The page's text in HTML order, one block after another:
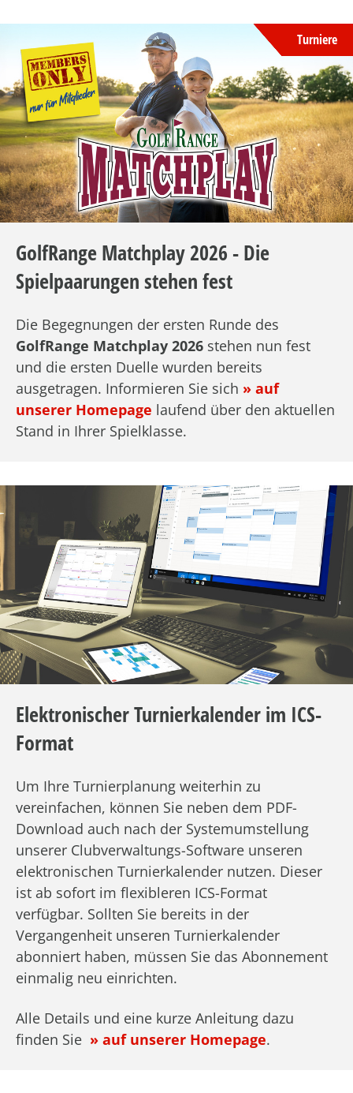
Turniere
GolfRange Matchplay 2026 - Die
Spielpaarungen stehen fest
Die Begegnungen der ersten Runde des
GolfRange Matchplay 2026 stehen nun fest
und die ersten Duelle wurden bereits
ausgetragen. Informieren Sie sich » auf
unserer Homepage laufend über den aktuellen
Stand in Ihrer Spielklasse.
Elektronischer Turnierkalender im ICS-
Format
Um Ihre Turnierplanung weiterhin zu
vereinfachen, können Sie neben dem PDF-
Download auch nach der Systemumstellung
unserer Clubverwaltungs-Software unseren
elektronischen Turnierkalender nutzen. Dieser
ist ab sofort im flexibleren ICS-Format
verfügbar. Sollten Sie bereits in der
Vergangenheit unseren Turnierkalender
abonniert haben, müssen Sie das Abonnement
einmalig neu einrichten.
Alle Details und eine kurze Anleitung dazu
finden Sie » auf unserer Homepage.